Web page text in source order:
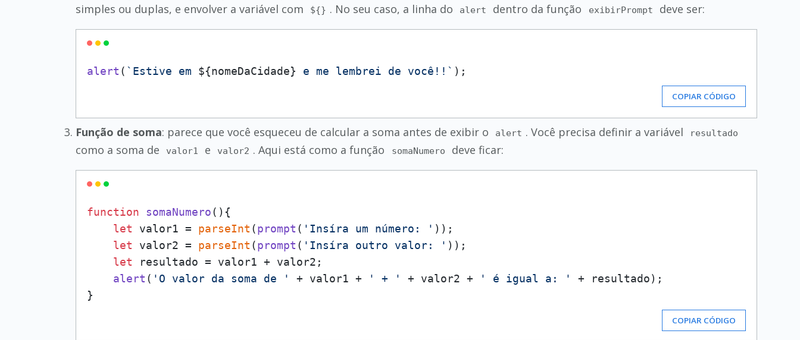
simples ou duplas, e envolver a variável com
${} . No seu caso, a linha do alert dentro da função exibirPrompt deve ser:
alert ( `Estive em ${nomeDaCidade} e me lembrei de você!!`
COPIAR CÓDIGO
Função de soma: parece que você esqueceu de calcular a soma antes de exibir o alert . Você precisa definir a variável resultado
como a soma de valor1 e valor2 . Aqui está como a função somaNumero deve ficar:
function somaNumero( ){
let valor1 = parseInt (prompt ( 'Insíra um número: ' ));
let valor2 = parseInt (prompt ( 'Insíra outro valor: ' ));
let resultado = valor1 + valor2;
alert ( 'O valor da soma de ' + valor1 + ' + ' + valor2 + ' é igual a: '
+ resultado);
COPIAR CÓDIGO